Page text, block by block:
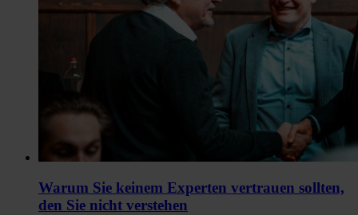
Warum Sie keinem Experten vertrauen sollten,
den Sie nicht verstehen